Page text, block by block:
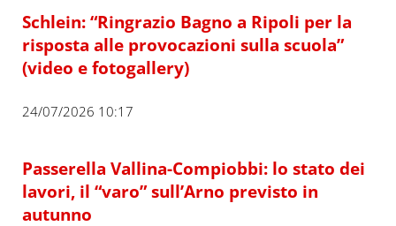
Schlein: “Ringrazio Bagno a Ripoli per la
risposta alle provocazioni sulla scuola”
(video e fotogallery)
24/07/2026 10:17
Passerella Vallina-Compiobbi: lo stato dei
lavori, il “varo” sull’Arno previsto in
autunno